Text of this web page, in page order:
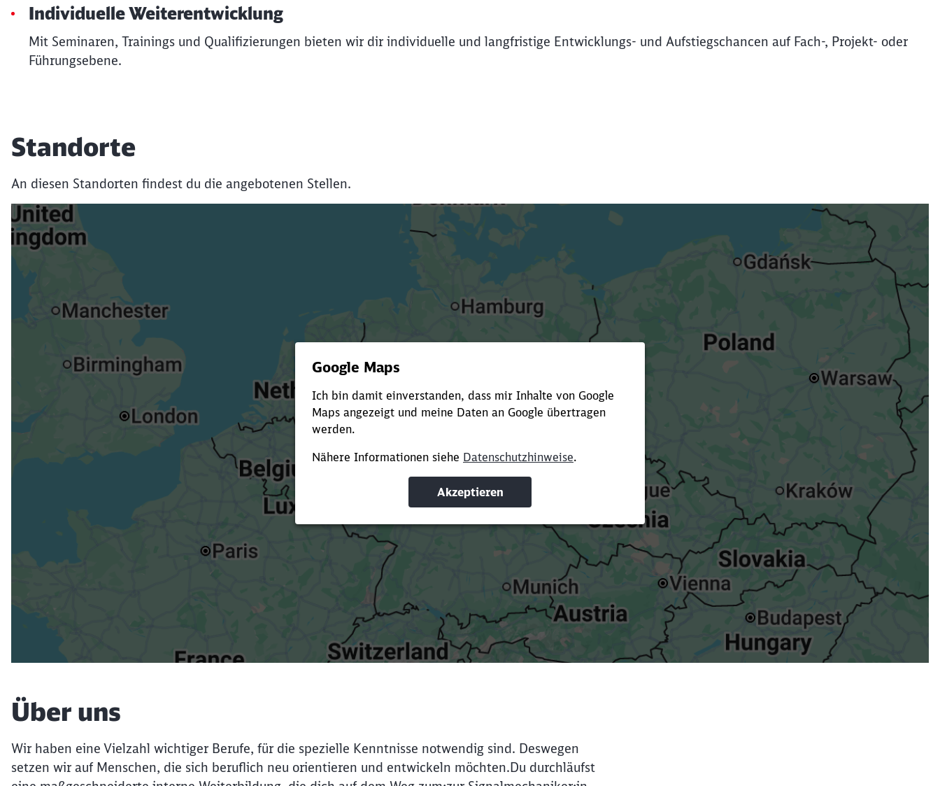
Individuelle Weiterentwicklung
Mit Seminaren, Trainings und Qualifizierungen bieten wir dir individuelle und langfristige Entwicklungs- und Aufstiegschancen auf Fach-, Projekt- oder
Führungsebene.
Standorte
An diesen Standorten findest du die angebotenen Stellen.
Es dauert dir zu lange?
Suchbegriffe eingeben
Über uns
Wir haben eine Vielzahl wichtiger Berufe, für die spezielle Kenntnisse notwendig sind. Deswegen
setzen wir auf Menschen, die sich beruflich neu orientieren und entwickeln möchten.Du durchläufst